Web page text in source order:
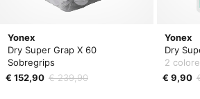
Yonex
Dry Super Grap X 60
Sobregrips
€ 152,90 € 239,90
Yonex
Dry
2
€ 9,90